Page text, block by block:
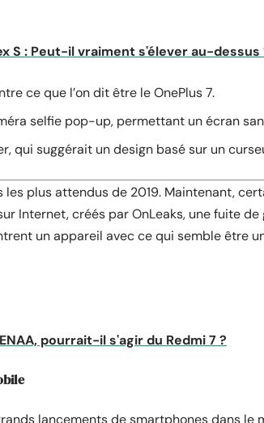
S : Peut-il vraiment s'élever au-dessus
ce que l’on dit être le OnePlus 7.
selfie pop-up, permettant un écran
qui suggérait un design basé sur un
plus attendus de 2019. Maintenant,
Internet, créés parOnLeaks, une fuite de
un appareil avec ce qui semble être
pourrait-il s'agir du Redmi 7 ?
lancements de smartphones dans le